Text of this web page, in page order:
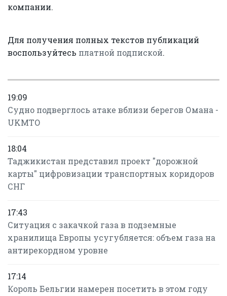
компании.
Для получения полных текстов публикаций
воспользуйтесь платной подпиской.
19:09
Судно подверглось атаке вблизи берегов Омана -
UKMTO
18:04
Таджикистан представил проект "дорожной
карты" цифровизации транспортных коридоров
СНГ
17:43
Ситуация с закачкой газа в подземные
хранилища Европы усугубляется: объем газа на
антирекордном уровне
17:14
Король Бельгии намерен посетить в этом году